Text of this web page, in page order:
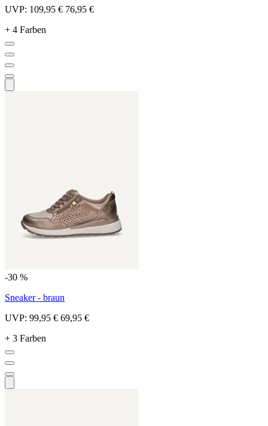
UVP: 109,95 € 76,95 €
+ 4 Farben
-30 %
Sneaker - braun
UVP: 99,95 € 69,95 €
+ 3 Farben